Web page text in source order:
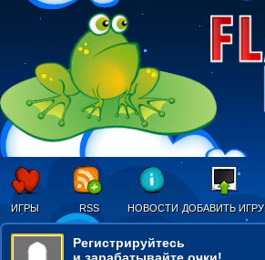
ИГРЫ RSS НОВОСТИ ДОБАВИТЬ ИГРУ
Регистрируйтесь